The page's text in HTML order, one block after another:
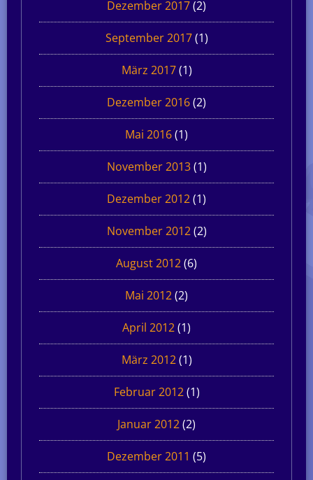
Dezember 2017(2)
September 2017(1)
März 2017(1)
Dezember 2016(2)
Mai 2016(1)
November 2013(1)
Dezember 2012(1)
November 2012(2)
August 2012(6)
Mai 2012(2)
April 2012(1)
März 2012(1)
Februar 2012(1)
Januar 2012(2)
Dezember 2011 (5)